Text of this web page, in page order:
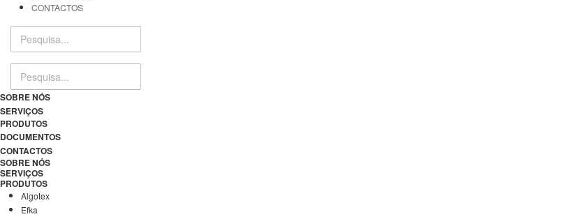
CONTACTOS
SOBRE NÓS
SERVIÇOS
PRODUTOS
DOCUMENTOS
CONTACTOS
SOBRE NÓS
SERVIÇOS
PRODUTOS
Algotex
Efka